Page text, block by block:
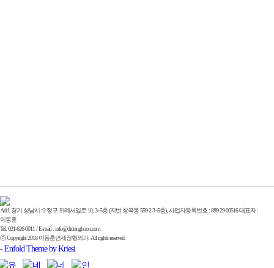
Add. 경기 성남시 수정구 위례서일로 10, 3~5층 (지번:창곡동 559-2 3~5층), 사업자등록번호 : 889-29-00516 대표자 :
이동훈
Tel. 031-626-0011 / E-mail : info@drdonghoon.com
ⓒ Copyright 2018 이동훈연세정형외과. All rights reserved.
-Enfold Theme by Kriesi